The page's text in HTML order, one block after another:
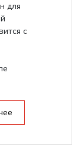
для
с